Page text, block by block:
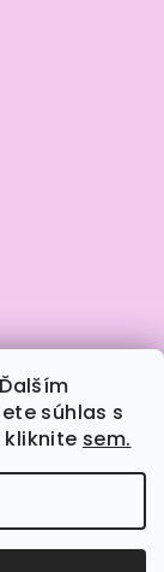
súhlas s
kliknite sem.